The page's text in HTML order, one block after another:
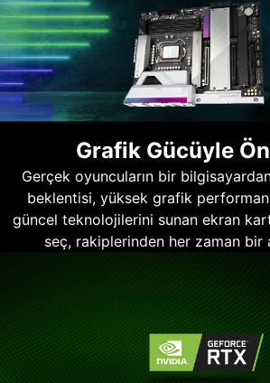
Grafik Gücüyle
Gerçek oyuncuların bir
beklentisi, yüksek grafik
güncel teknolojilerini sunan ekran
seç, rakiplerinden her zaman bir